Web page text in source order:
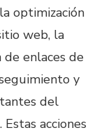
optimización
web, la
de enlaces de
y
del
acciones